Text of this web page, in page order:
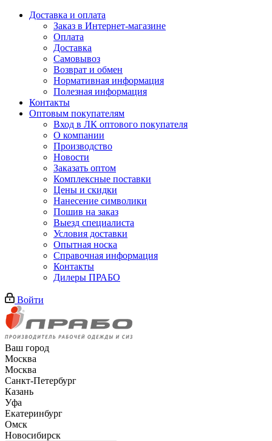
Доставка и оплата
Заказ в Интернет-магазине
Оплата
Доставка
Самовывоз
Возврат и обмен
Нормативная информация
Полезная информация
Контакты
Оптовым покупателям
Вход в ЛК оптового покупателя
О компании
Производство
Новости
Заказать оптом
Комплексные поставки
Цены и скидки
Нанесение символики
Пошив на заказ
Выезд специалиста
Условия доставки
Опытная носка
Справочная информация
Контакты
Дилеры ПРАБО
Войти
Ваш город
Москва
Москва
Санкт-Петербург
Казань
Уфа
Екатеринбург
Омск
Новосибирск